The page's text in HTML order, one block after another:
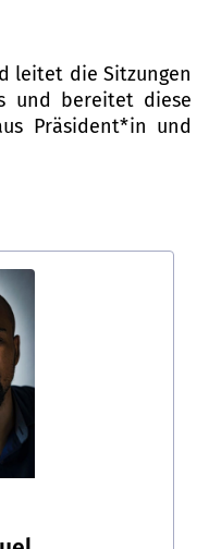
leitet die Sitzungen
und bereitet diese
Präsident*in und